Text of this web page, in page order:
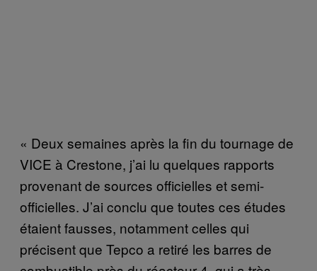
« Deux semaines après la fin du tournage de
VICE à Crestone, j’ai lu quelques rapports
provenant de sources officielles et semi-
officielles. J’ai conclu que toutes ces études
étaient fausses, notamment celles qui
précisent que Tepco a retiré les barres de